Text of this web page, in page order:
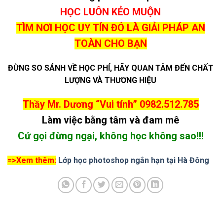
HỌC LUÔN KẺO MUỘN
TÌM NƠI HỌC UY TÍN ĐÓ LÀ GIẢI PHÁP AN
TOÀN CHO BẠN
ĐỪNG SO SÁNH VỀ HỌC PHÍ, HÃY QUAN TÂM ĐẾN CHẤT
LƯỢNG VÀ THƯƠNG HIỆU
Thầy Mr. Dương “Vui tính” 0982.512.785
Làm việc bằng tâm và đam mê
Cứ gọi đừng ngại, không học không sao!!!
=>Xem thêm: Lớp học photoshop ngắn hạn tại Hà Đông